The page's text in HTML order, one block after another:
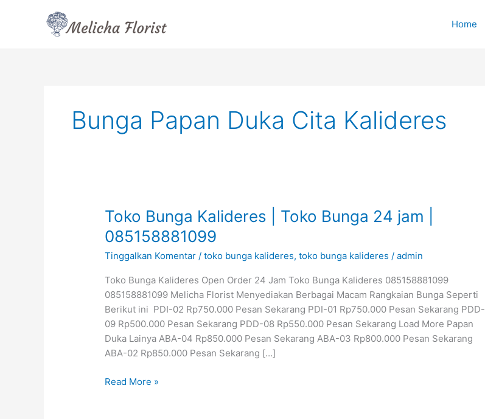
Home
Bunga Papan Duka Cita Kalideres
Toko Bunga Kalideres | Toko Bunga 24 jam |
085158881099
Tinggalkan Komentar /toko bunga kalideres,toko bunga kalideres /admin
Toko Bunga Kalideres Open Order 24 Jam Toko Bunga Kalideres 085158881099
085158881099 Melicha Florist Menyediakan Berbagai Macam Rangkaian Bunga Seperti
Berikut ini PDI-02 Rp750.000 Pesan Sekarang PDI-01 Rp750.000 Pesan Sekarang PDD-
09 Rp500.000 Pesan Sekarang PDD-08 Rp550.000 Pesan Sekarang Load More Papan
Duka Lainya ABA-04 Rp850.000 Pesan Sekarang ABA-03 Rp800.000 Pesan Sekarang
ABA-02 Rp850.000 Pesan Sekarang […]
Toko
Bunga
Kalideres
|
Bunga
24
jam
|
085158881099
Read More »